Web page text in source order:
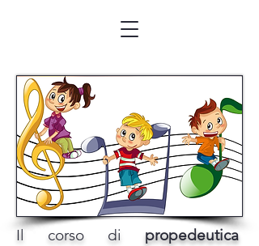
Il corso di propedeutica